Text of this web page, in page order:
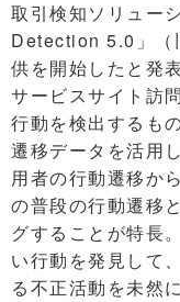
取引検知ソリュー
Detection 5.0」（
供を開始したと発
サービスサイト訪
行動を検出するも
遷移データを活用
用者の行動遷移か
の普段の行動遷移
グすることが特長
い行動を発見して
る不正活動を未然